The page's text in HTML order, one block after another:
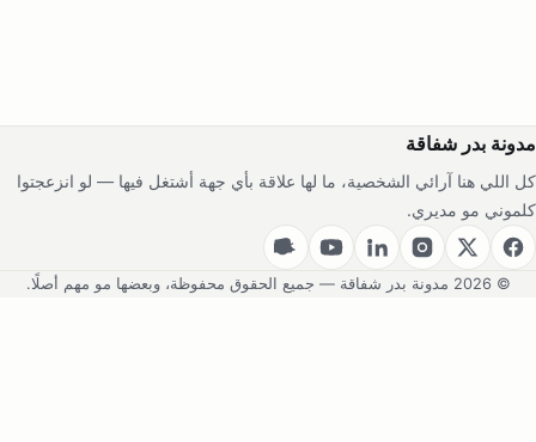
مدونة بدر شفاقة
كل اللي هنا آرائي الشخصية، ما لها علاقة بأي جهة أشتغل فيها — لو انزعجتوا
كلموني مو مديري.
© 2026 مدونة بدر شفاقة — جميع الحقوق محفوظة، وبعضها مو مهم أصلًا.